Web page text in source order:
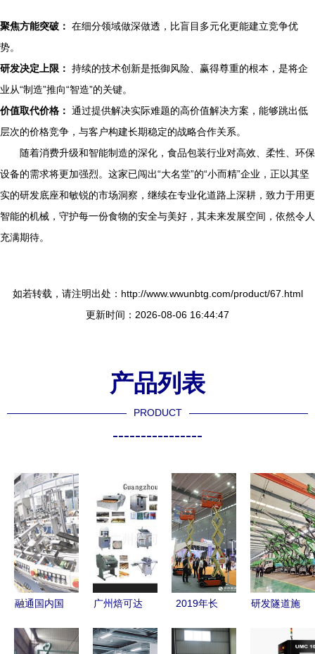
聚焦方能突破： 在细分领域做深做透，比盲目多元化更能建立竞争优
势。
研发决定上限： 持续的技术创新是抵御风险、赢得尊重的根本，是将企
业从“制造”推向“智造”的关键。
价值取代价格： 通过提供解决实际难题的高价值解决方案，能够跳出低
层次的价格竞争，与客户构建长期稳定的战略合作关系。
随着消费升级和智能制造的深化，食品包装行业对高效、柔性、环保
设备的需求将更加强烈。这家已闯出“大名堂”的“小而精”企业，正以其坚
实的研发底座和敏锐的市场洞察，继续在专业化道路上深耕，致力于用更
智能的机械，守护每一份食物的安全与美好，其未来发展空间，依然令人
充满期待。
如若转载，请注明出处：http://www.wwunbtg.com/product/67.html
更新时间：2026-08-06 16:44:47
产品列表
PRODUCT
----------------
融通国内国
能制造产业
广州焙可达
专注打蛋机
2019年长
机械展览会
研发隧道施
金海外市场